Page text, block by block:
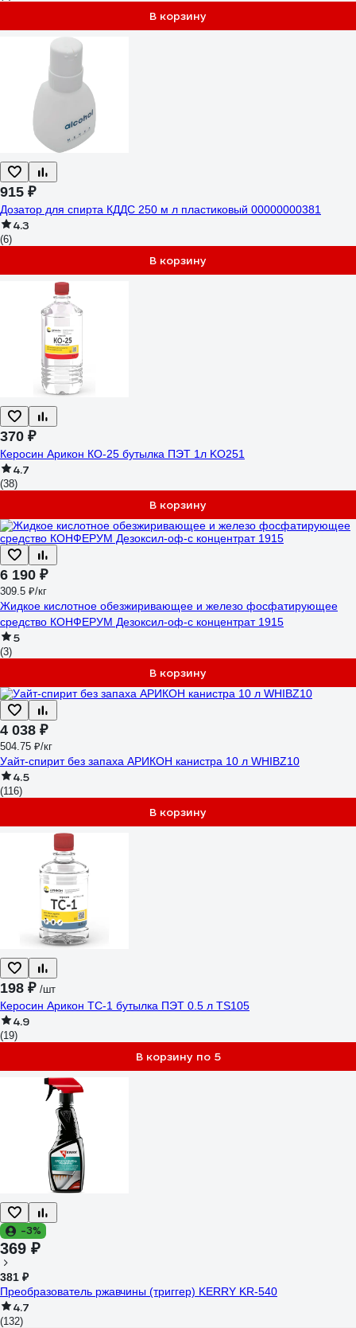
В корзину
915 ₽
Дозатор для спирта КДДС 250 м л пластиковый 00000000381
4.3
(6)
В корзину
370 ₽
Керосин Арикон КО-25 бутылка ПЭТ 1л KO251
4.7
(38)
В корзину
6 190 ₽
309.5 ₽/кг
Жидкое кислотное обезжиривающее и железо фосфатирующее
средство КОНФЕРУМ Дезоксил-оф-с концентрат 1915
5
(3)
В корзину
4 038 ₽
504.75 ₽/кг
Уайт-спирит без запаха АРИКОН канистра 10 л WHIBZ10
4.5
(116)
В корзину
198 ₽ /шт
Керосин Арикон ТС-1 бутылка ПЭТ 0.5 л TS105
4.9
(19)
В корзину по 5
-3%
369 ₽
381 ₽
Преобразователь ржавчины (триггер) KERRY KR-540
4.7
(132)